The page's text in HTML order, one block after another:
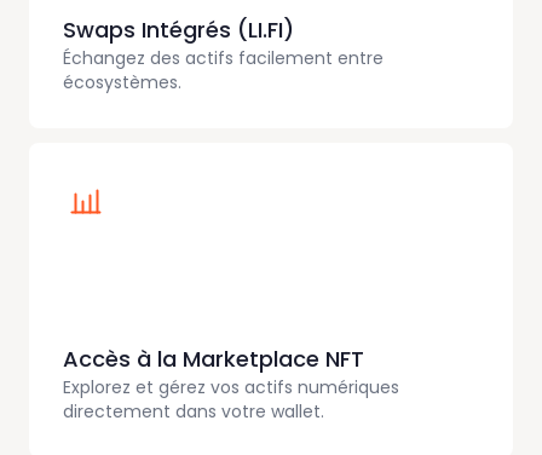
Swaps Intégrés (LI.FI)
Échangez des actifs facilement entre
écosystèmes.
Accès à la Marketplace NFT
Explorez et gérez vos actifs numériques
directement dans votre wallet.